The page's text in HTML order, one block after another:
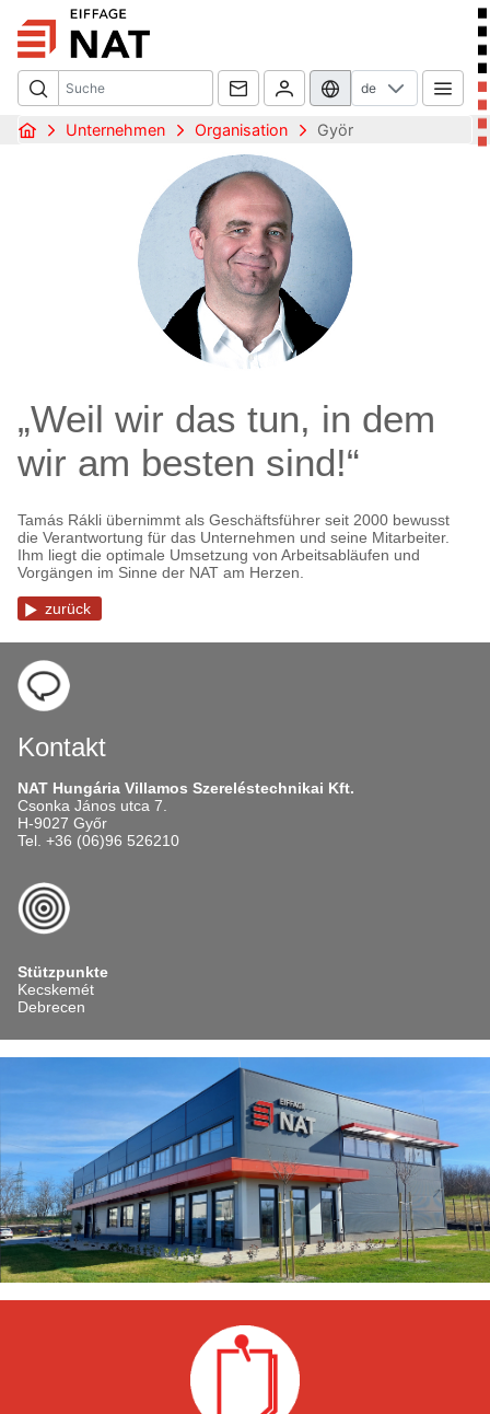
de
Unternehmen Organisation Györ
„Weil wir das tun, in dem
wir am besten sind!“
Tamás Rákli übernimmt als Geschäftsführer seit 2000 bewusst
die Verantwortung für das Unternehmen und seine Mitarbeiter.
Ihm liegt die optimale Umsetzung von Arbeitsabläufen und
Vorgängen im Sinne der NAT am Herzen.
zurück
Kontakt
NAT Hungária Villamos Szereléstechnikai Kft.
Csonka János utca 7.
H-9027 Győr
Tel. +36 (06)96 526210
Stützpunkte
Kecskemét
Debrecen